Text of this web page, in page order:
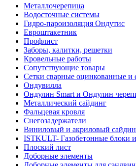
Металлочерепица
Водосточные системы
Гидро-пароизоляция Ондутис
Евроштакетник
Профлист
Заборы, калитки, решетки
Кровельные работы
Сопутствующие товары
Сетки сварные оцинкованные
Ондувилла
Ондулин Smart и Ондулин
Металлический сайдинг
Фальцевая кровля
Снегозадержатели
Виниловый и акриловый
ISTKULT- Газобетонные блоки
Плоский лист
Доборные элементы